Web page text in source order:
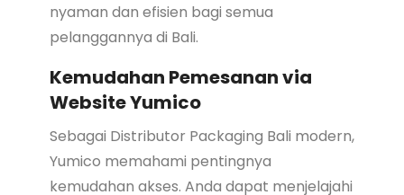
nyaman dan efisien bagi semua
pelanggannya di Bali.
Kemudahan Pemesanan via
Website Yumico
Sebagai Distributor Packaging Bali modern,
Yumico memahami pentingnya
kemudahan akses. Anda dapat menjelajahi